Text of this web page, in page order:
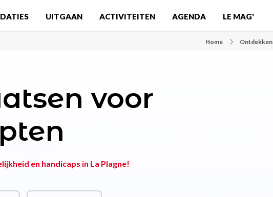
UITGAAN ACTIVITEITEN AGENDA LE MAG'
Home Ontdekken
voor
en handicaps in La Plagne!